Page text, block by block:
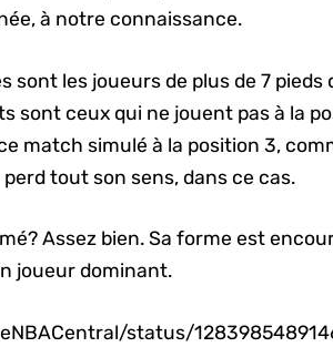
à notre connaissance.
les joueurs de plus de 7 pieds
sont ceux qui ne jouent pas à la
match simulé à la position 3,
perd tout son sens, dans ce cas.
Assez bien. Sa forme est
joueur dominant.
status/